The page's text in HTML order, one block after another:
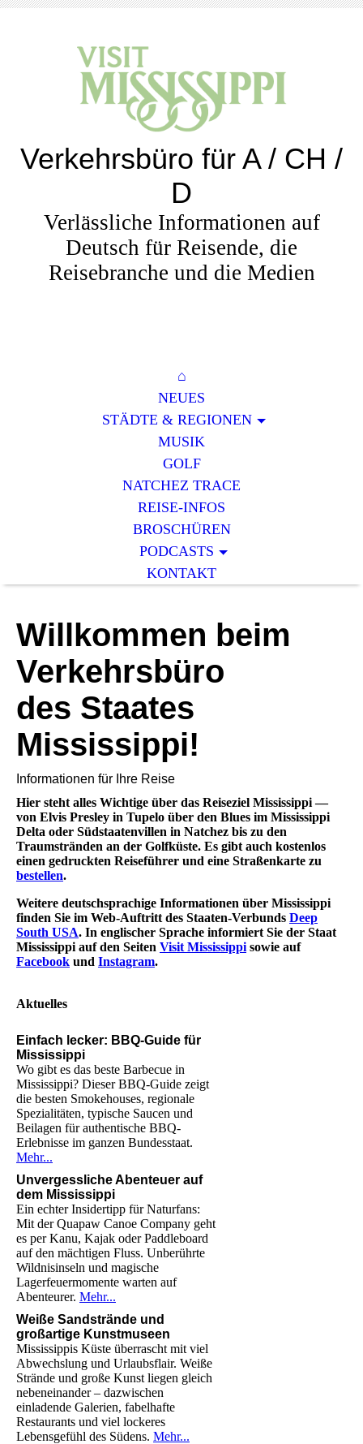
Verkehrsbüro für A / CH /
D
Verlässliche Informationen auf
Deutsch für Reisende, die
Reisebranche und die Medien
⌂
NEUES
STÄDTE & REGIONEN
MUSIK
GOLF
NATCHEZ TRACE
REISE-INFOS
BROSCHÜREN
PODCASTS
KONTAKT
Willkommen beim
Verkehrsbüro
des Staates
Mississippi!
Informationen für Ihre Reise
Hier steht alles Wichtige über das Reiseziel Mississippi —
von Elvis Presley in Tupelo über den Blues im Mississippi
Delta oder Südstaatenvillen in Natchez bis zu den
Traumstränden an der Golfküste. Es gibt auch kostenlos
einen gedruckten Reiseführer und eine Straßenkarte zu
bestellen.
Weitere deutschsprachige Informationen über Mississippi
finden Sie im Web-Auftritt des Staaten-Verbunds Deep
South USA. In englischer Sprache informiert Sie der Staat
Mississippi auf den Seiten Visit Mississippi sowie auf
Facebook und Instagram.
Aktuelles
Einfach lecker: BBQ-Guide für
Mississippi
Wo gibt es das beste Barbecue in
Mississippi? Dieser BBQ-Guide zeigt
die besten Smokehouses, regionale
Spezialitäten, typische Saucen und
Beilagen für authentische BBQ-
Erlebnisse im ganzen Bundesstaat.
Mehr...
Unvergessliche Abenteuer auf
dem Mississippi
Ein echter Insidertipp für Naturfans:
Mit der Quapaw Canoe Company geht
es per Kanu, Kajak oder Paddleboard
auf den mächtigen Fluss. Unberührte
Wildnisinseln und magische
Lagerfeuermomente warten auf
Abenteurer. Mehr...
Weiße Sandstrände und
großartige Kunstmuseen
Mississippis Küste überrascht mit viel
Abwechslung und Urlaubsflair. Weiße
Strände und große Kunst liegen gleich
nebeneinander – dazwischen
einladende Galerien, fabelhafte
Restaurants und viel lockeres
Lebensgefühl des Südens. Mehr...